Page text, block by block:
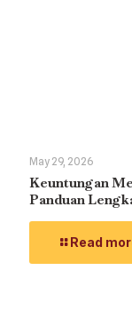
May 29, 2026
Keuntungan
Panduan
Read